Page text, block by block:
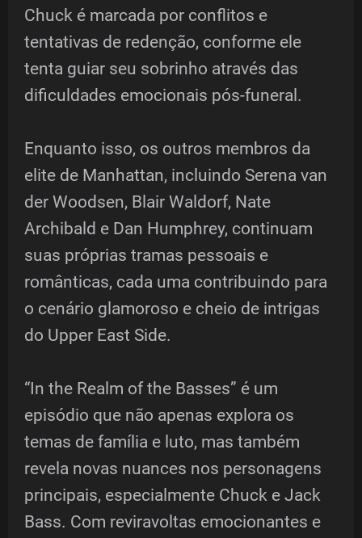
Chuck é marcada por conflitos e
tentativas de redenção, conforme ele
tenta guiar seu sobrinho através das
dificuldades emocionais pós-funeral.
Enquanto isso, os outros membros da
elite de Manhattan, incluindo Serena van
der Woodsen, Blair Waldorf, Nate
Archibald e Dan Humphrey, continuam
suas próprias tramas pessoais e
românticas, cada uma contribuindo para
o cenário glamoroso e cheio de intrigas
do Upper East Side.
“In the Realm of the Basses” é um
episódio que não apenas explora os
temas de família e luto, mas também
revela novas nuances nos personagens
principais, especialmente Chuck e Jack
Bass. Com reviravoltas emocionantes e